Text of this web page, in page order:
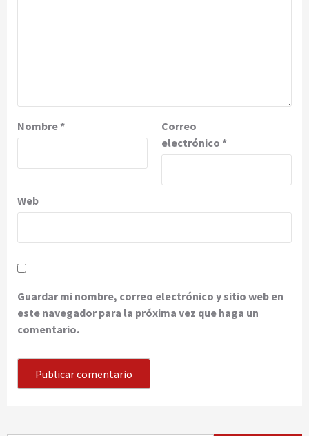
Nombre*
Correo
electrónico *
Web
Guardar mi nombre, correo electrónico y sitio web en
este navegador para la próxima vez que haga un
comentario.